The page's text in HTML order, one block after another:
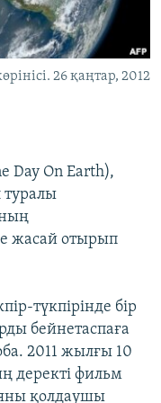
26 қаңтар, 2012
Day On Earth),
туралы
жасай отырып
түкпірінде бір
бейнетаспаға
2011 жылғы 10
деректі фильм
қолдаушы